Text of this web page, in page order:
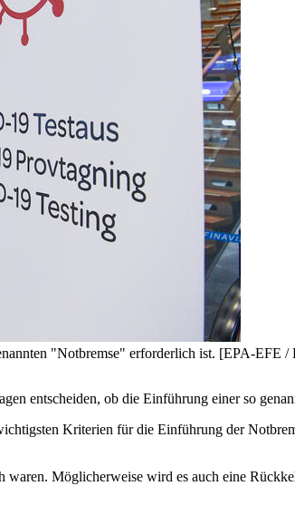
"Notbremse" erforderlich ist. [EPA-
entscheiden, ob die Einführung einer so
Kriterien für die Einführung der
Möglicherweise wird es auch eine